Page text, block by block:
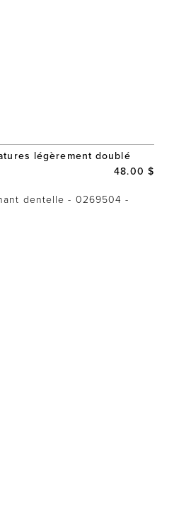
légèrement doublé
48.00 $